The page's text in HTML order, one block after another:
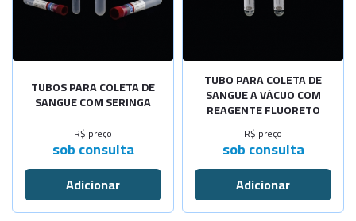
TUBOS PARA COLETA DE
SANGUE COM SERINGA
R$ preço
sob consulta
TUBO PARA COLETA DE
SANGUE A VÁCUO COM
REAGENTE FLUORETO
R$ preço
sob consulta